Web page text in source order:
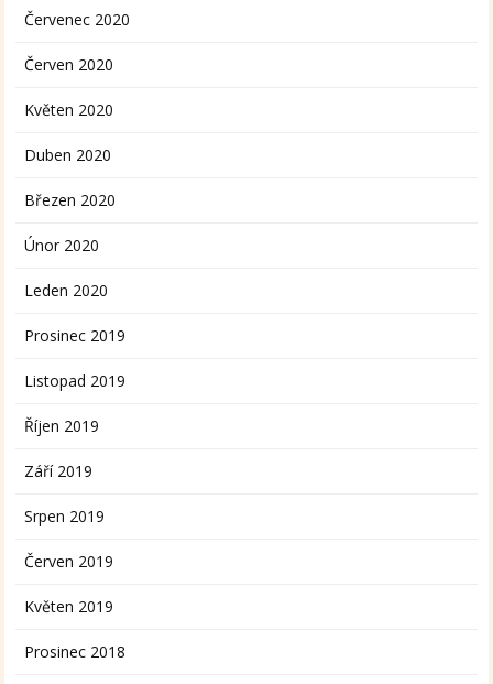
Červenec 2020
Červen 2020
Květen 2020
Duben 2020
Březen 2020
Únor 2020
Leden 2020
Prosinec 2019
Listopad 2019
Říjen 2019
Září 2019
Srpen 2019
Červen 2019
Květen 2019
Prosinec 2018